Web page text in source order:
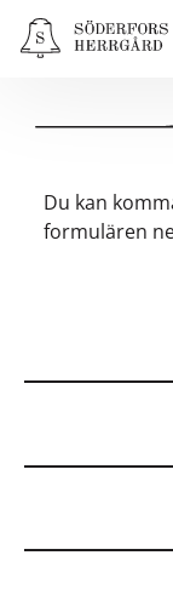
Du kan
formulären